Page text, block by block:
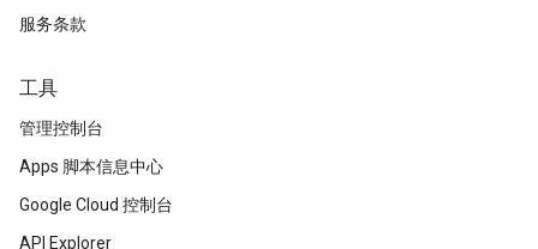
服务条款
工具
管理控制台
Apps 脚本信息中心
Google Cloud 控制台
API Explorer